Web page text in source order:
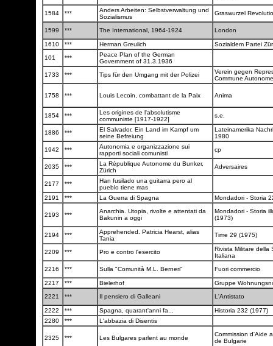
1584 ***
Anders Arbeiten: Selbstverwaltung und
Sozialismus
Graswurzel
1599 *** The International, 1964-1924 London
1610 *** Herman Greulich
Sozialdem Partei
101
***
Peace Plan of the German
Government of 31.3.1936
1733
*** Tips für den Umgang mit der Polizei
Verein gegen
Commune
1758 *** Louis Lecoin, combattant de la Paix Anima
1854 ***
Les origines de l'absolutisme
communiste [1917-1922]
s.e.
1886 ***
El Salvador, Ein Land im Kampf um
seine Befreiung
Lateinamerika
1980
1942
***
Autonomia e organizzazione sui
rapporti sociali comunisti
cp
2035 ***
La République Autonome du Bunker,
Zürich
Adversaires
2177 ***
Han fusilado una guitarra pero al
pueblo tiene mas
2191
*** La Guerra di Spagna Mondadori - Storia
2193 ***
Anarchia. Utopia, rivolte e attentati da
Bakunin a oggi
Mondadori - Storia
(1973)
2194 ***
Apprehended. Patricia Hearst, alias
Tania
Time 29 (1975)
2209 *** Pro e contro l'esercito
Rivista Militare della
Italiana
2216
*** Sulla "Comunità M.L. Berneri" Fuori commercio
2217 *** Bielerhof
Gruppe
2221
*** Il pensiero di Galleani L'Antistato
2222 *** Spagna, quarant'anni fa...
Historia 232 (1977)
2280
*** L'abbazia di Disentis
2325 *** Les Bulgares parlent au monde
Commission d'Aide
de Bulgarie